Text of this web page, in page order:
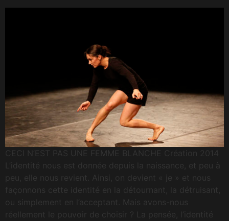
CECI N’EST PAS UNE FEMME BLANCHE Création 2014
L’identité nous est donnée depuis la naissance, et peu à
peu, elle nous revient. Ainsi, on devient « je » et nous
façonnons cette identité en la détournant, la détruisant,
ou simplement en l’acceptant. Mais avons-nous
réellement le pouvoir de choisir ? La pensée, l’identité